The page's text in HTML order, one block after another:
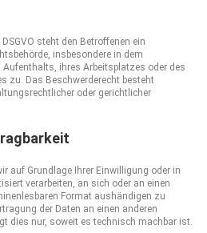
steht den Betroffenen ein
insbesondere in dem
ihres Arbeitsplatzes oder des
zu. Das Beschwerderecht besteht
oder gerichtlicher
auf Grundlage Ihrer Einwilligung oder in
verarbeiten, an sich oder an einen
Format aushändigen zu
der Daten an einen anderen
dies nur, soweit es technisch machbar ist.